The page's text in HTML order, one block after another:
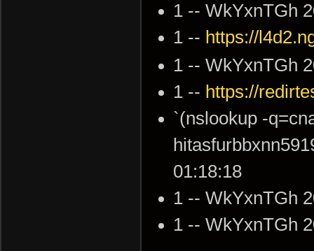
1 -- WkYxnTGh
1 -- https://
1 -- WkYxnTGh
1 -- https://
`(nslookup -
01:18:18
1 -- WkYxnTGh
1 -- WkYxnTGh